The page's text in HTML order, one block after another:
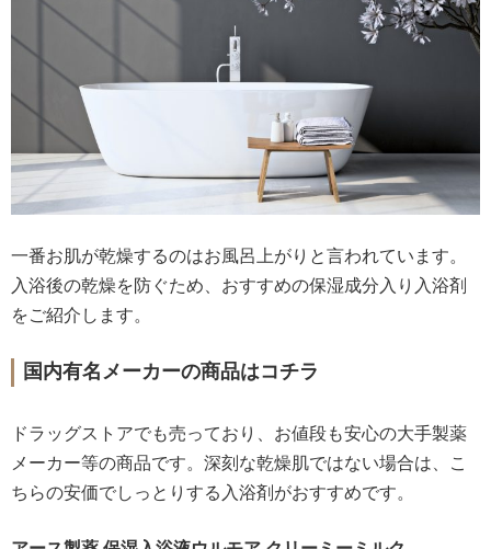
一番お肌が乾燥するのはお風呂上がりと言われています。
入浴後の乾燥を防ぐため、おすすめの保湿成分入り入浴剤
をご紹介します。
国内有名メーカーの商品はコチラ
ドラッグストアでも売っており、お値段も安心の大手製薬
メーカー等の商品です。深刻な乾燥肌ではない場合は、こ
ちらの安価でしっとりする入浴剤がおすすめです。